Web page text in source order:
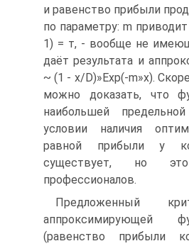
и равенство прибыли
по параметру: m
1) = т, - вообще не
даёт результата и
~ (1 - x/D)»Exp(-m»x).
можно доказать, что
наибольшей
условии наличия
равной прибыли у
существует, но
профессионалов.
Предложенный
аппроксимирующей
(равенство прибыли